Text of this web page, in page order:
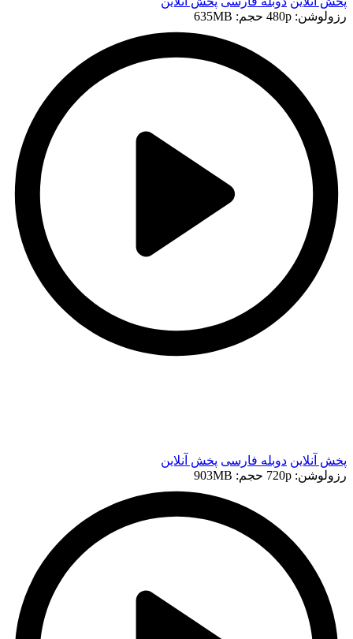
رزولوشن: 480p
حجم: 635MB
پخش آنلاین دوبله فارسی پخش آنلاین
رزولوشن: 720p
حجم: 903MB